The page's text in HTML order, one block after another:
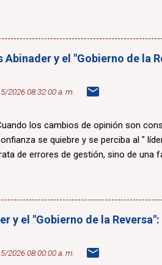
Abinader y el "Gobierno de la
2026 08:32:00 a. m.
los cambios de opinión son
se quiebre y se perciba al "
de errores de gestión, sino de una
y el "Gobierno de la
2026 08:00:00 a. m.